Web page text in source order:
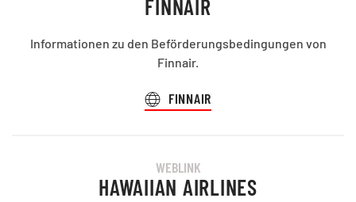
FINNAIR
Informationen zu den Beförderungsbedingungen von
Finnair.
FINNAIR
WEBLINK
HAWAIIAN AIRLINES